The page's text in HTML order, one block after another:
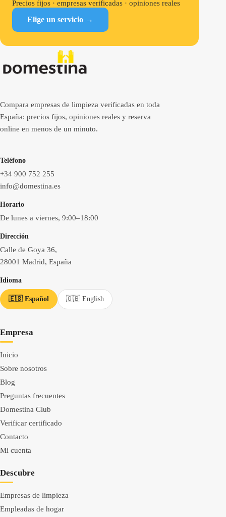
Precios fijos · empresas verificadas · opiniones reales
Elige un servicio →
Compara empresas de limpieza verificadas en toda
España: precios fijos, opiniones reales y reserva
online en menos de un minuto.
Teléfono
+34 900 752 255
info@domestina.es
Horario
De lunes a viernes, 9:00–18:00
Dirección
Calle de Goya 36,
28001 Madrid, España
Idioma
🇪🇸 Español 🇬🇧 English
Empresa
Inicio
Sobre nosotros
Blog
Preguntas frecuentes
Domestina Club
Verificar certificado
Contacto
Mi cuenta
Descubre
Empresas de limpieza
Empleadas de hogar